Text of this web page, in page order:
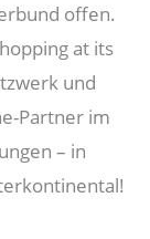
offen.
at its
und
Partner im
– in